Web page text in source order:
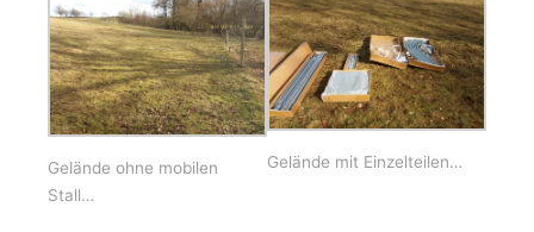
Gelände ohne mobilen
Stall…
Gelände mit Einzelteilen…